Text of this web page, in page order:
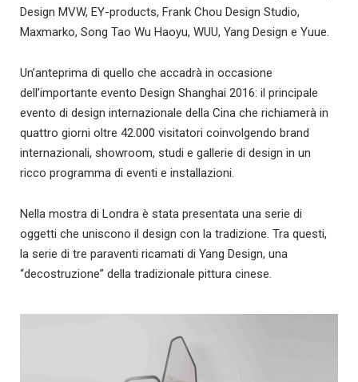
Design MVW, EY-products, Frank Chou Design Studio,
Maxmarko, Song Tao Wu Haoyu, WUU, Yang Design e Yuue.
Un’anteprima di quello che accadrà in occasione
dell’importante evento Design Shanghai 2016: il principale
evento di design internazionale della Cina che richiamerà in
quattro giorni oltre 42.000 visitatori coinvolgendo brand
internazionali, showroom, studi e gallerie di design in un
ricco programma di eventi e installazioni.
Nella mostra di Londra è stata presentata una serie di
oggetti che uniscono il design con la tradizione. Tra questi,
la serie di tre paraventi ricamati di Yang Design, una
“decostruzione” della tradizionale pittura cinese.